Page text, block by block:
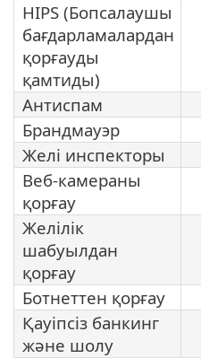
HIPS (Бопсалаушы
бағдарламалардан
қорғауды
қамтиды)
Антиспам
Брандмауэр
Желі инспекторы
Веб-камераны
қорғау
Желілік
шабуылдан
қорғау
Ботнеттен қорғау
Қауіпсіз банкинг
және шолу